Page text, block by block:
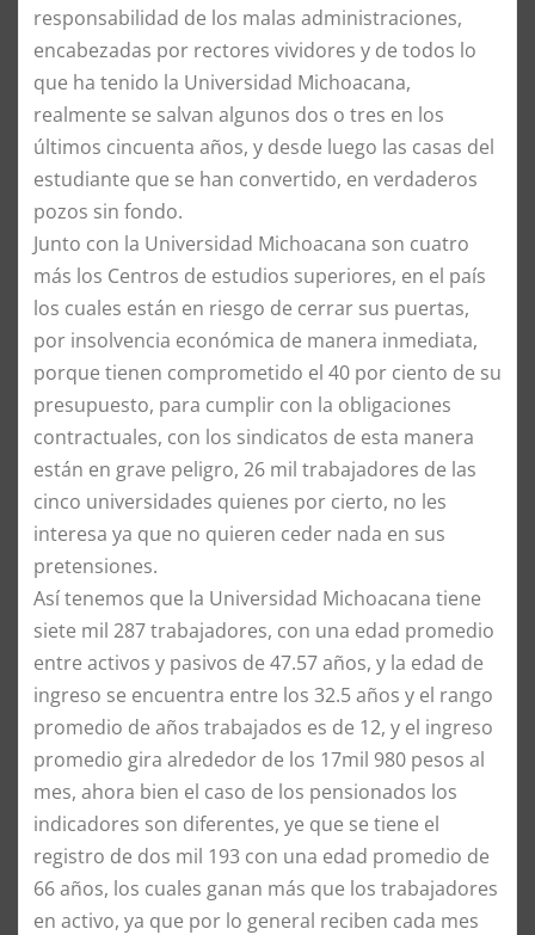
responsabilidad de los malas administraciones,
encabezadas por rectores vividores y de todos lo
que ha tenido la Universidad Michoacana,
realmente se salvan algunos dos o tres en los
últimos cincuenta años, y desde luego las casas del
estudiante que se han convertido, en verdaderos
pozos sin fondo.
Junto con la Universidad Michoacana son cuatro
más los Centros de estudios superiores, en el país
los cuales están en riesgo de cerrar sus puertas,
por insolvencia económica de manera inmediata,
porque tienen comprometido el 40 por ciento de su
presupuesto, para cumplir con la obligaciones
contractuales, con los sindicatos de esta manera
están en grave peligro, 26 mil trabajadores de las
cinco universidades quienes por cierto, no les
interesa ya que no quieren ceder nada en sus
pretensiones.
Así tenemos que la Universidad Michoacana tiene
siete mil 287 trabajadores, con una edad promedio
entre activos y pasivos de 47.57 años, y la edad de
ingreso se encuentra entre los 32.5 años y el rango
promedio de años trabajados es de 12, y el ingreso
promedio gira alrededor de los 17mil 980 pesos al
mes, ahora bien el caso de los pensionados los
indicadores son diferentes, ye que se tiene el
registro de dos mil 193 con una edad promedio de
66 años, los cuales ganan más que los trabajadores
en activo, ya que por lo general reciben cada mes